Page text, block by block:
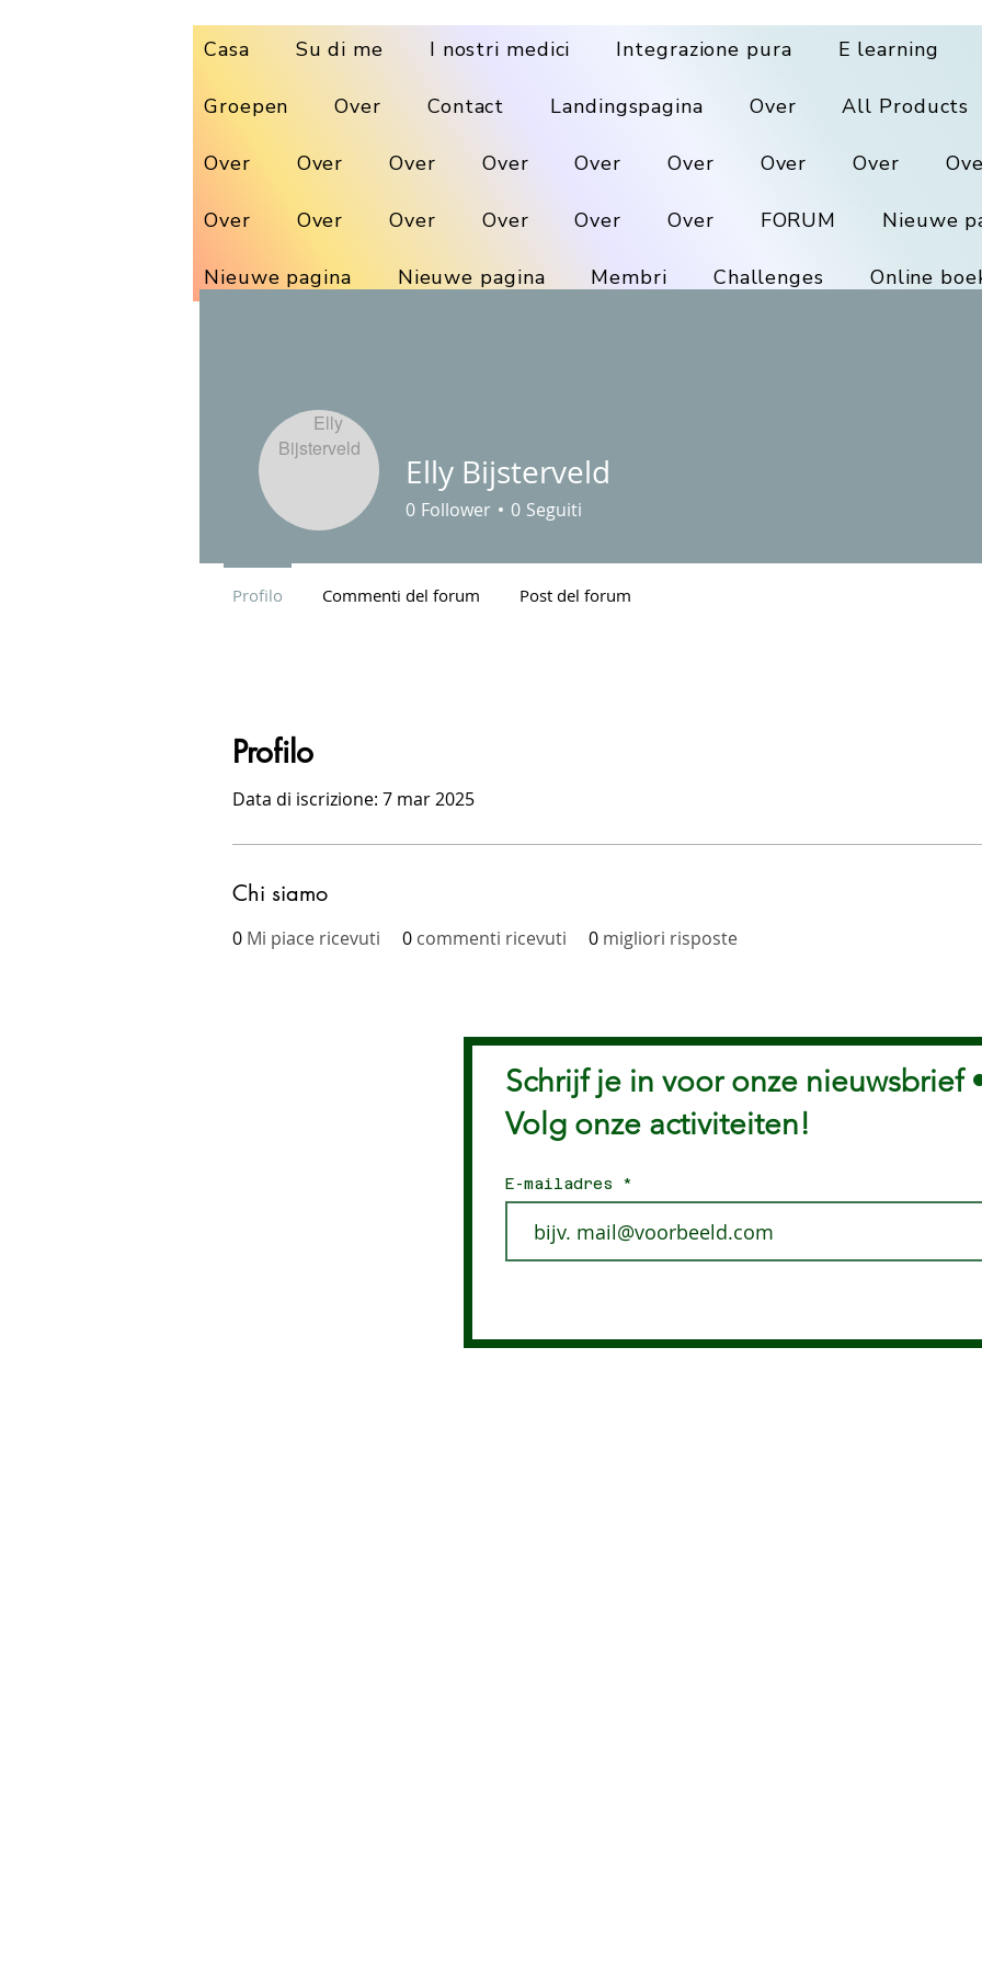
Casa Su di me I nostri medici Integrazione pura E learning
Groepen Over Contact Landingspagina Over All Products
Over Over Over Over Over Over Over Over
Over Over Over Over Over Over FORUM Nieuwe
Nieuwe pagina Nieuwe pagina Membri Challenges Online
Profilo
Data di iscrizione: 7 mar 2025
Chi siamo
0 Mi piace ricevuti 0 commenti ricevuti 0 migliori risposte
Elly Bijsterveld
0 Follower 0 Seguiti
Profilo Commenti del forum Post del forum
Schrijf je in voor onze nieuwsbrief
Volg onze activiteiten!
E-mailadres